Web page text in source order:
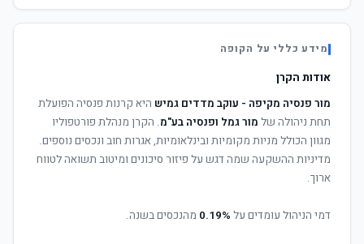
מידע כללי על הקופה
אודות הקרן
מור פנסיה מקיפה - עוקב מדדים גמיש היא קרנות פנסיה הפועלת
תחת ניהולה של מור גמל ופנסיה בע"מ. הקרן מנהלת פורטפוליו
מגוון הכולל מניות מקומיות ובינלאומיות, אגרות חוב ונכסים נוספים.
מדיניות ההשקעה שמה דגש על פיזור סיכונים ומיטוב תשואה לטווח
ארוך.
דמי הניהול עומדים על 0.19% מהנכסים בשנה.